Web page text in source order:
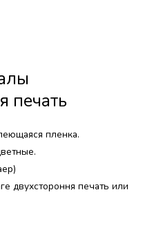
печать
пленка.
двухстороння печать или